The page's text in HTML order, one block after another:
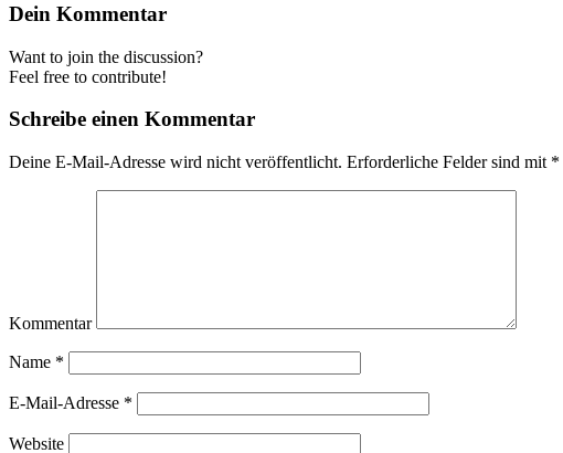
Dein Kommentar
Want to join the discussion?
Feel free to contribute!
Schreibe einen Kommentar
Deine E-Mail-Adresse wird nicht veröffentlicht. Erforderliche Felder sind mit *
Kommentar
Name *
E-Mail-Adresse *
Website